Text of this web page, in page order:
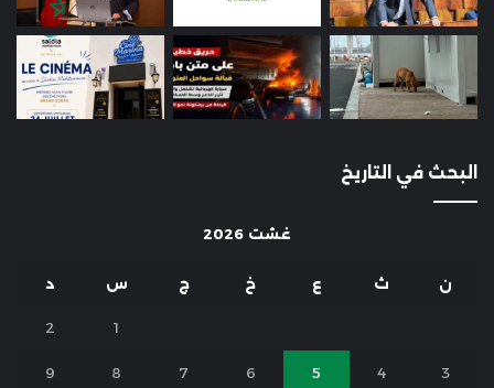
البحث في التاريخ
غشت 2026
ن ث ع خ ج س د
1
2
3
4
5
6
7
8
9